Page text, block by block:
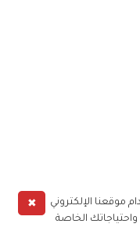
✖
الإلكتروني
الخاصة